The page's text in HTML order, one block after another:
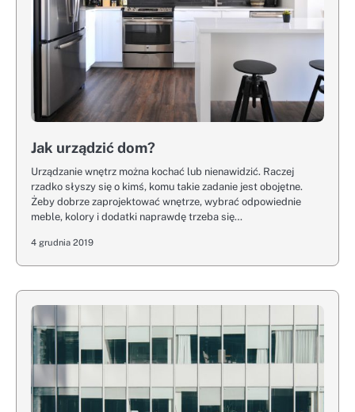
Jak urządzić dom?
Urządzanie wnętrz można kochać lub nienawidzić. Raczej
rzadko słyszy się o kimś, komu takie zadanie jest obojętne.
Żeby dobrze zaprojektować wnętrze, wybrać odpowiednie
meble, kolory i dodatki naprawdę trzeba się…
4 grudnia 2019